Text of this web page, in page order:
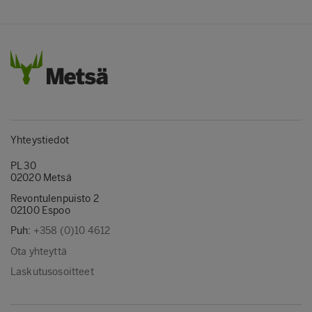
Yhteystiedot
PL 30
02020 Metsä
Revontulenpuisto 2
02100 Espoo
Puh: +358 (0)10 4612
Ota yhteyttä
Laskutusosoitteet